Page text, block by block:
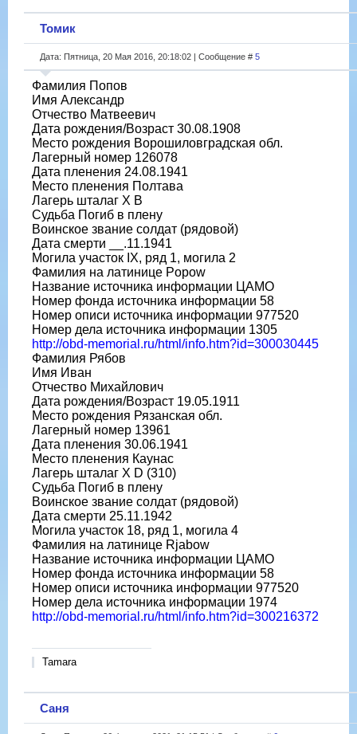
Томик
Дата: Пятница, 20 Мая 2016, 20:18:02 | Сообщение # 5
Фамилия Попов
Имя Александр
Отчество Матвеевич
Дата рождения/Возраст 30.08.1908
Место рождения Ворошиловградская обл.
Лагерный номер 126078
Дата пленения 24.08.1941
Место пленения Полтава
Лагерь шталаг X B
Судьба Погиб в плену
Воинское звание солдат (рядовой)
Дата смерти __.11.1941
Могила участок IX, ряд 1, могила 2
Фамилия на латинице Popow
Название источника информации ЦАМО
Номер фонда источника информации 58
Номер описи источника информации 977520
Номер дела источника информации 1305
http://obd-memorial.ru/html/info.htm?id=300030445
Фамилия Рябов
Имя Иван
Отчество Михайлович
Дата рождения/Возраст 19.05.1911
Место рождения Рязанская обл.
Лагерный номер 13961
Дата пленения 30.06.1941
Место пленения Каунас
Лагерь шталаг X D (310)
Судьба Погиб в плену
Воинское звание солдат (рядовой)
Дата смерти 25.11.1942
Могила участок 18, ряд 1, могила 4
Фамилия на латинице Rjabow
Название источника информации ЦАМО
Номер фонда источника информации 58
Номер описи источника информации 977520
Номер дела источника информации 1974
http://obd-memorial.ru/html/info.htm?id=300216372
Tamara
Саня